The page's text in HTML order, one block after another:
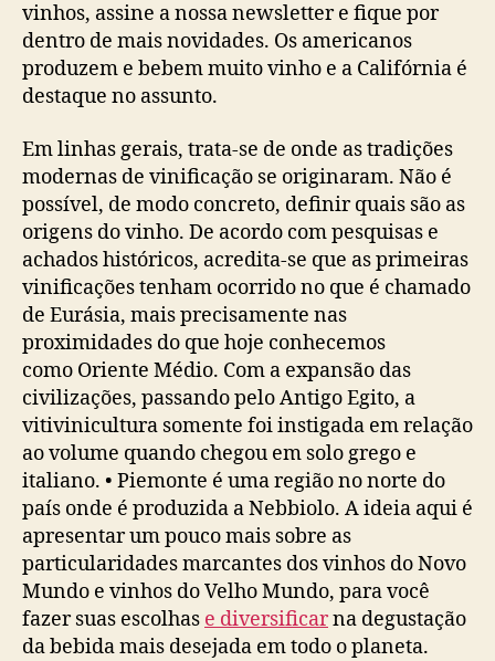
vinhos, assine a nossa newsletter e fique por
dentro de mais novidades. Os americanos
produzem e bebem muito vinho e a Califórnia é
destaque no assunto.
Em linhas gerais, trata-se de onde as tradições
modernas de vinificação se originaram. Não é
possível, de modo concreto, definir quais são as
origens do vinho. De acordo com pesquisas e
achados históricos, acredita-se que as primeiras
vinificações tenham ocorrido no que é chamado
de Eurásia, mais precisamente nas
proximidades do que hoje conhecemos
como Oriente Médio. Com a expansão das
civilizações, passando pelo Antigo Egito, a
vitivinicultura somente foi instigada em relação
ao volume quando chegou em solo grego e
italiano. • Piemonte é uma região no norte do
país onde é produzida a Nebbiolo. A ideia aqui é
apresentar um pouco mais sobre as
particularidades marcantes dos vinhos do Novo
Mundo e vinhos do Velho Mundo, para você
fazer suas escolhas e diversificarna degustação
da bebida mais desejada em todo o planeta.